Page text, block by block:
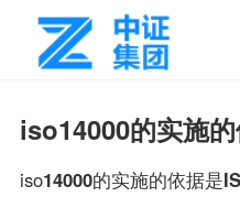
iso14000的实施
iso14000的实施的依据是